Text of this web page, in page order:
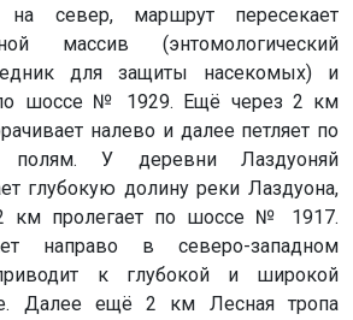
север, маршрут пересекает
массив (энтомологический
для защиты насекомых) и
по шоссе № 1929. Ещё через 2 км
налево и далее петляет по
полям. У деревни Лаздуоняй
глубокую долину реки Лаздуона,
км пролегает по шоссе № 1917.
направо в северо-западном
к глубокой и широкой
Далее ещё 2 км Лесная тропа